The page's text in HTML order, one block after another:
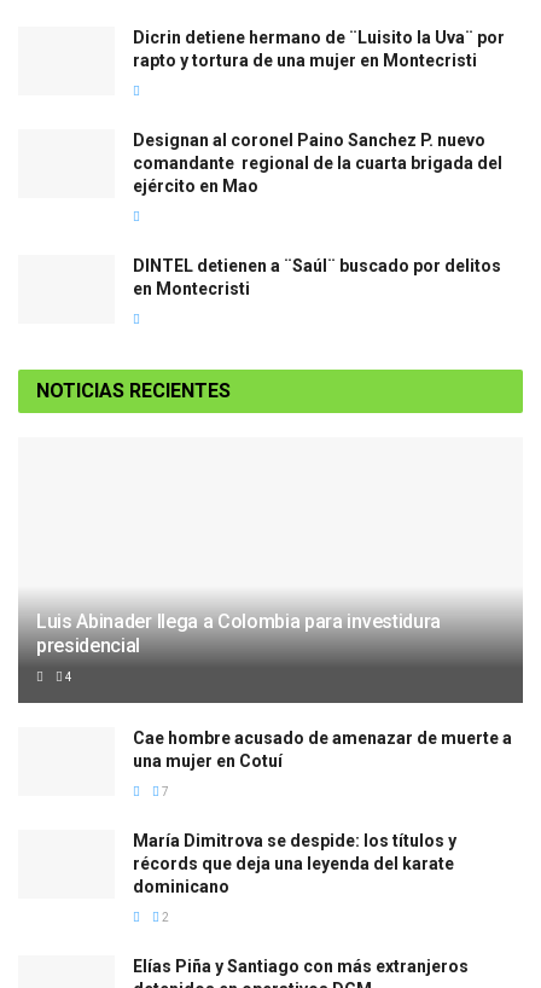
Dicrin detiene hermano de ¨Luisito la Uva¨ por
rapto y tortura de una mujer en Montecristi
Designan al coronel Paino Sanchez P. nuevo
comandante regional de la cuarta brigada del
ejército en Mao
DINTEL detienen a ¨Saúl¨ buscado por delitos
en Montecristi
NOTICIAS RECIENTES
Luis Abinader llega a Colombia para investidura
presidencial
4
Cae hombre acusado de amenazar de muerte a
una mujer en Cotuí
7
María Dimitrova se despide: los títulos y
récords que deja una leyenda del karate
dominicano
2
Elías Piña y Santiago con más extranjeros